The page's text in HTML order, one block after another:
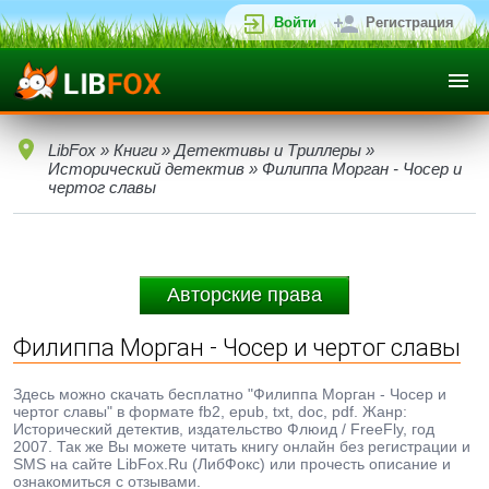
Войти Регистрация
LibFox » Книги » Детективы и Триллеры »
Исторический детектив » Филиппа Морган - Чосер и
чертог славы
Авторские права
Филиппа Морган - Чосер и чертог славы
Здесь можно скачать бесплатно "Филиппа Морган - Чосер и
чертог славы" в формате fb2, epub, txt, doc, pdf. Жанр:
Исторический детектив, издательство Флюид / FreeFly, год
2007. Так же Вы можете читать книгу онлайн без регистрации и
SMS на сайте LibFox.Ru (ЛибФокс) или прочесть описание и
ознакомиться с отзывами.